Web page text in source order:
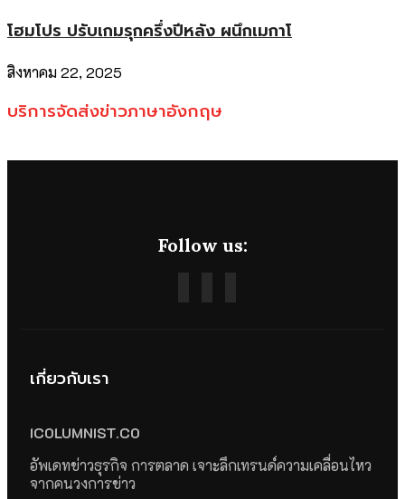
โฮมโปร ปรับเกมรุกครึ่งปีหลัง ผนึกเมกาโ
สิงหาคม 22, 2025
บริการจัดส่งข่าวภาษาอังกฤษ
Follow us:
เกี่ยวกับเรา
ICOLUMNIST.CO
อัพเดทข่าวธุรกิจ การตลาด เจาะลึกเทรนด์ความเคลื่อนไหว
จากคนวงการข่าว